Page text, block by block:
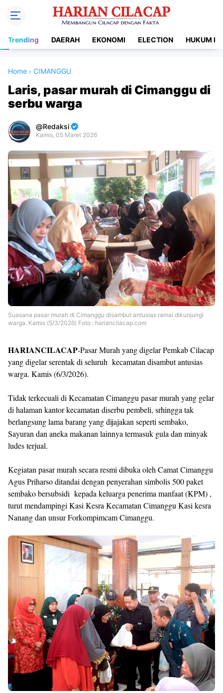
Trending DAERAH EKONOMI ELECTION HUKUM
Home › CIMANGGU
Laris, pasar murah di Cimanggu di
serbu warga
Redaksi
Kamis, 05 Maret 2026
Premium
By
Raushan
Design
With
Shroff
Templates
Suasana pasar murah di Cimanggu disambut antusias ramai dikunjungi
warga. Kamis (5/3/2026) Foto : hariancilacap.com
HARIANCILACAP-Pasar Murah yang digelar Pemkab Cilacap
yang digelar serentak di seluruh kecamatan disambut antusias
warga. Kamis (6/3/2026).
Tidak terkecuali di Kecamatan Cimanggu pasar murah yang gelar
di halaman kantor kecamatan diserbu pembeli, srhingga tak
berlangsung lama barang yang dijajakan seperti sembako,
Sayuran dan aneka makanan lainnya termasuk gula dan minyak
ludes terjual.
Kegiatan pasar murah secara resmi dibuka oleh Camat Cimanggu
Agus Priharso ditandai dengan penyerahan simbolis 500 paket
sembako bersubsidi kepada keluarga penerima manfaat (KPM) ,
turut mendampingi Kasi Kesra Kecamatan Cimanggu Kasi kesra
Nanang dan unsur Forkompimcam Cimanggu.